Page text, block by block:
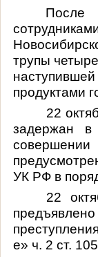
трупы
продуктами
22
задержан
УК РФ в
22
е» ч. 2 ст.